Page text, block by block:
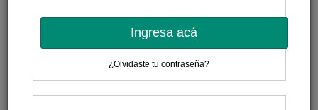
Ingresa acá
¿Olvidaste tu contraseña?